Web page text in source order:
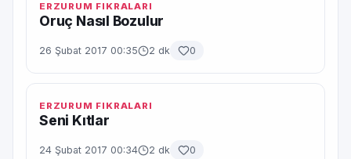
ERZURUM FIKRALARI
Oruç Nasıl Bozulur
26 Şubat 2017 00:35 2 dk 0
ERZURUM FIKRALARI
Seni Kıtlar
24 Şubat 2017 00:34 2 dk 0